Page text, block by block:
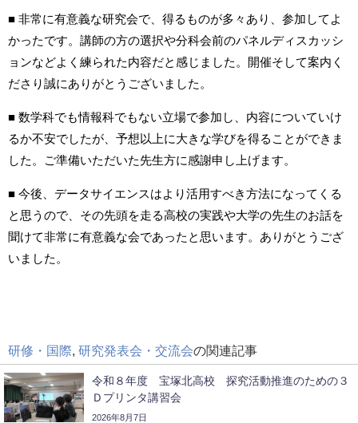
■ 非常に有意義な研究会で、得るものが多々あり、参加してよ
かったです。講師の方の選択や分科会前のパネルディスカッシ
ョンなどよく練られた内容だと感じました。開催そして案内く
ださり誠にありがとうございました。
■ 数学科でも情報科でもない立場で参加し、内容についていけ
るか不安でしたが、予想以上に大きな学びを得ることができま
した。ご準備いただいた先生方に感謝申し上げます。
■ 今後、データサイエンスはより活用すべき方法になってくる
と思うので、その先頭を走る高校の実践や大学の先生のお話を
聞けて非常に有意義な会であったと思います。ありがとうござ
いました。
研修・国際 研究発表会・交流会の関連記事
令和８年度 宝塚北高校 探究活動推進のための３
Ｄプリンタ講習会
2026年8月7日